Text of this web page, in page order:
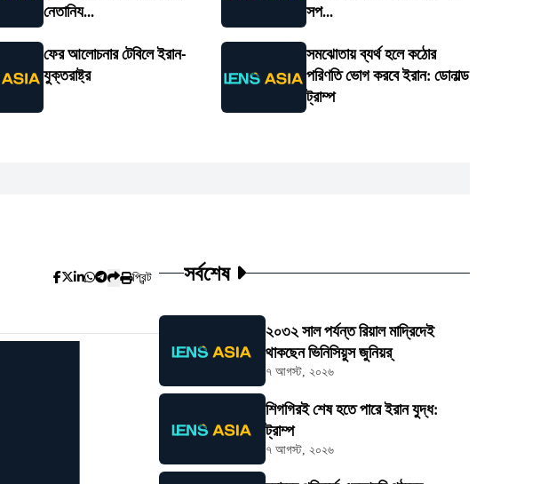
নেতানিয...
সপ...
ফের আলোচনার টেবিলে ইরান-
যুক্তরাষ্ট্র
সমঝোতায় ব্যর্থ হলে কঠোর
পরিণতি ভোগ করবে ইরান: ডোনাল্ড
ট্রাম্প
প্রিন্ট সর্বশেষ
২০৩২ সাল পর্যন্ত রিয়াল মাদ্রিদেই
থাকছেন ভিনিসিয়ুস জুনিয়র্
৭ আগস্ট, ২০২৬
শিগগিরই শেষ হতে পারে ইরান যুদ্ধ:
ট্রাম্প
৭ আগস্ট, ২০২৬